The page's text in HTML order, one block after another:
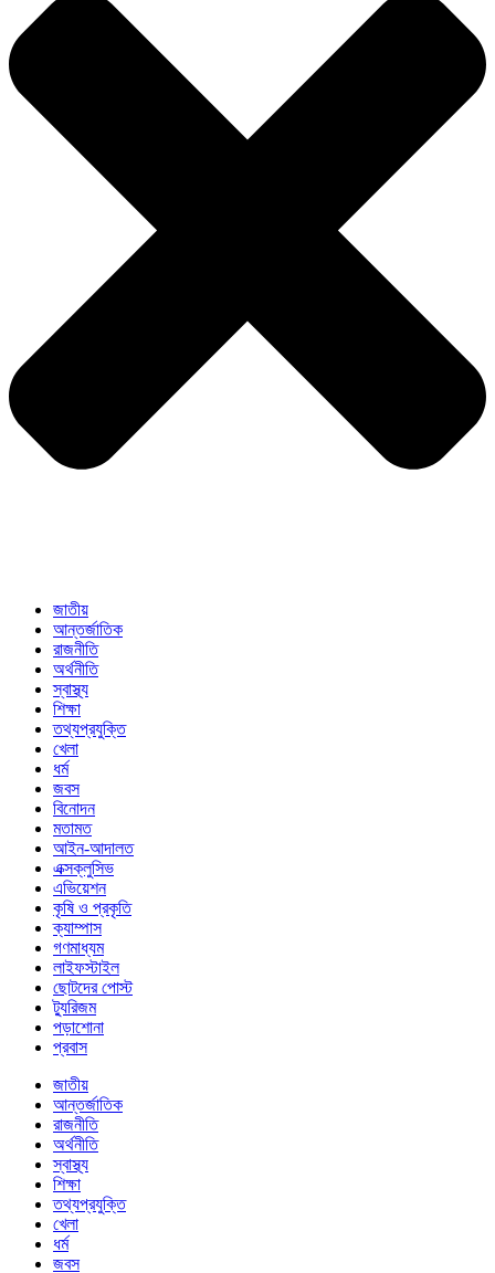
জাতীয়
আন্তর্জাতিক
রাজনীতি
অর্থনীতি
স্বাস্থ্য
শিক্ষা
তথ্যপ্রযুক্তি
খেলা
ধর্ম
জবস
বিনোদন
মতামত
আইন-আদালত
এক্সক্লুসিভ
এভিয়েশন
কৃষি ও প্রকৃতি
ক্যাম্পাস
গণমাধ্যম
লাইফস্টাইল
ছোটদের পোস্ট
ট্যুরিজম
পড়াশোনা
প্রবাস
জাতীয়
আন্তর্জাতিক
রাজনীতি
অর্থনীতি
স্বাস্থ্য
শিক্ষা
তথ্যপ্রযুক্তি
খেলা
ধর্ম
জবস